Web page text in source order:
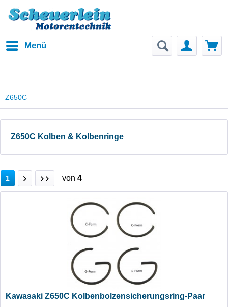
Menü
Z650C
Z650C Kolben & Kolbenringe
1 von 4
Kawasaki Z650C Kolbenbolzensicherungsring-Paar